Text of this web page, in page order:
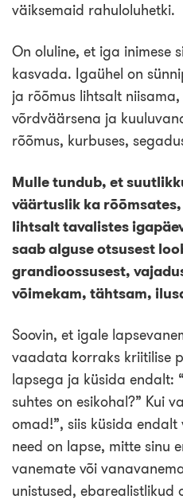
väiksemaid rahuloluhetki.
On oluline, et iga inimese
kasvada. Igaühel on
ja rõõmus lihtsalt
võrdväärsena ja
rõõmus, kurbuses,
Mulle tundub, et
väärtuslik ka
lihtsalt tavalistes
saab alguse otsusest
grandioossusest,
võimekam, tähtsam,
Soovin, et igale
vaadata korraks kriitilise
lapsega ja küsida endalt:
suhtes on esikohal?” Kui
omad!”, siis küsida endalt
need on lapse, mitte sinu
vanemate või
unistused, ebarealistlikud